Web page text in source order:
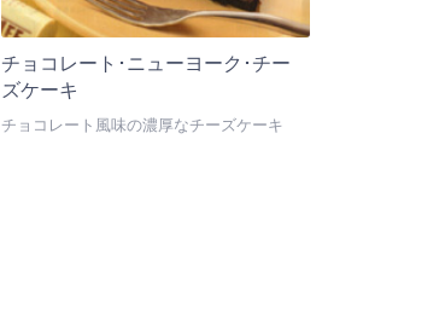
チョコレート･ニューヨーク･チー
ズケーキ
チョコレート風味の濃厚なチーズケーキ